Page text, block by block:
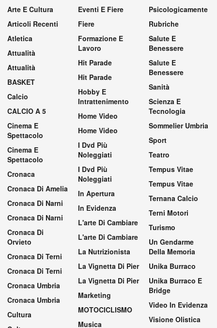
Arte E Cultura
Articoli Recenti
Atletica
Attualità
Attualità
BASKET
Calcio
CALCIO A 5
Cinema E
Spettacolo
Cinema E
Spettacolo
Cronaca
Cronaca Di Amelia
Cronaca Di Narni
Cronaca Di Narni
Cronaca Di
Orvieto
Cronaca Di Terni
Cronaca Di Terni
Cronaca Umbria
Cronaca Umbria
Cultura
Eventi E Fiere
Fiere
Formazione E
Lavoro
Hit Parade
Hit Parade
Hobby E
Intrattenimento
Home Video
Home Video
I Dvd Più
Noleggiati
I Dvd Più
Noleggiati
In Apertura
In Evidenza
L'arte Di Cambiare
L'arte Di Cambiare
La Nutrizionista
La Vignetta Di Pier
La Vignetta Di Pier
Marketing
MOTOCICLISMO
Musica
Psicologicamente
Rubriche
Salute E
Benessere
Salute E
Benessere
Sanità
Scienza E
Tecnologia
Sommelier Umbria
Sport
Teatro
Tempus Vitae
Tempus Vitae
Ternana Calcio
Terni Motori
Turismo
Un Gendarme
Della Memoria
Unika Burraco
Unika Burraco E
Bridge
Video In Evidenza
Visione Olistica